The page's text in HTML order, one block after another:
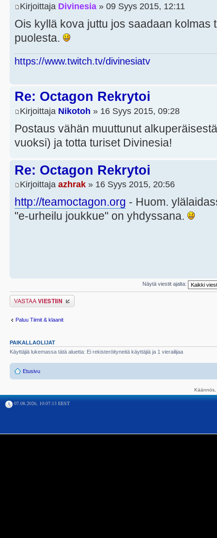
Kirjoittaja Divinesia » 09 Syys 2015, 12:11
Ois kyllä kova juttu jos saadaan kolmas
puolesta.
https://www.twitch.tv/divinesiatv
Re: Octagon Rekrytoi
Kirjoittaja Nikotoh » 16 Syys 2015, 09:28
Postaus vähän muuttunut
vuoksi) ja totta turiset Divinesia!
Re: Octagon Rekrytoi
Kirjoittaja azhrak » 16 Syys 2015, 20:56
http://teamoctagon.org - Huom.
"e-urheilu joukkue" on yhdyssana.
Näytä viestit ajalta:
Lähetä vastaus
Paluu Tiimit & klaanit
PAIKALLAOLIJAT
Käyttäjiä lukemassa tätä aluetta: Ei rekisteröityneitä käyttäjiä ja 1 vierailijaa
Etusivu
07.08.2026, 10:07:13 EEST